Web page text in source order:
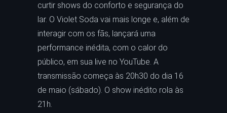
curtir shows do conforto e segurança do
lar. O Violet Soda vai mais longe e, além de
interagir com os fãs, lançará uma
performance inédita, com o calor do
público, em sua live no YouTube. A
transmissão começa às 20h30 do dia 16
de maio (sábado). O show inédito rola às
21h.